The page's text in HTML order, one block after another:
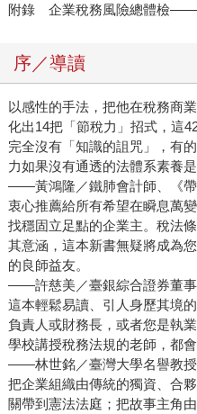
附錄 企業稅務風險總體檢——
序／導讀
以感性的手法，把他在稅務商
化出14把「節稅力」招式，這
完全沒有「知識的詛咒」，有
力如果沒有通透的法體系素養是
——黃鴻隆／鐵肺會計師、《帶
衷心推薦給所有希望在瞬息萬
找穩固立足點的企業主。稅法
其意涵，這本新書無疑將成為
的良師益友。
——許慈美／臺銀綜合證券董
這本輕鬆易讀、引人身歷其境
負責人或財務長，或者您是執
學校講授稅務法規的老師，都
——林世銘／臺灣大學名譽教授
把企業組織由傳統的獨資、合
關帶到憲法法庭；把故事主角